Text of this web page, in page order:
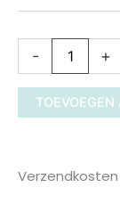
-
aantal
+